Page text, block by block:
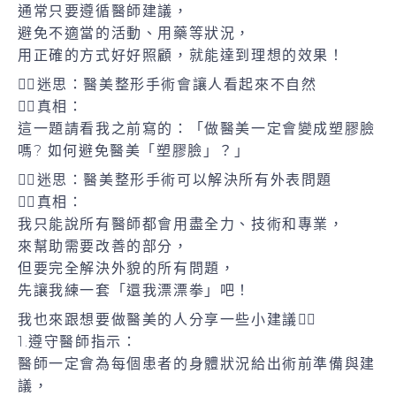
通常只要遵循醫師建議，
避免不適當的活動、用藥等狀況，
用正確的方式好好照顧，就能達到理想的效果！
🙋‍♀️迷思：醫美整形手術會讓人看起來不自然
👨‍⚕️真相：
這一題請看我之前寫的：「做醫美一定會變成塑膠臉
嗎? 如何避免醫美「塑膠臉」？」
🙋‍♀️迷思：醫美整形手術可以解決所有外表問題
👨‍⚕️真相：
我只能說所有醫師都會用盡全力、技術和專業，
來幫助需要改善的部分，
但要完全解決外貌的所有問題，
先讓我練一套「還我漂漂拳」吧！
我也來跟想要做醫美的人分享一些小建議👨‍⚕️
1.遵守醫師指示：
醫師一定會為每個患者的身體狀況給出術前準備與建
議，